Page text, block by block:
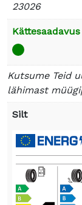
23026
Kättesaadavus
Kutsume Teid
lähimast
Silt